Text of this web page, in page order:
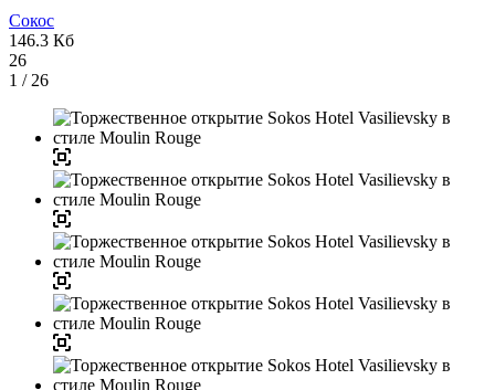
Сокос
146.3 Кб
26
1 / 26